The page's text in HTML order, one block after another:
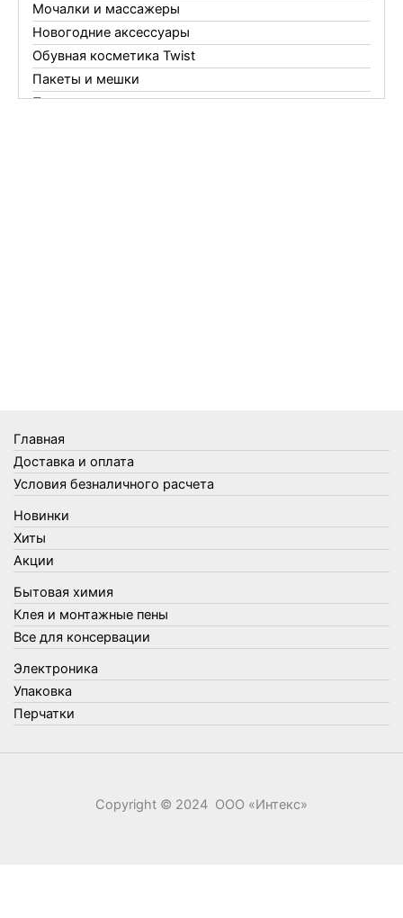
Мочалки и массажеры
Новогодние аксессуары
Обувная косметика Twist
Пакеты и мешки
Перчатки
Товары для кухни
Товары для сада и огорода
Товары для туризма и отдыха
Упаковка
Утеплители и прочее
Фонари, лампы и удлинители
Хозяйственные товары
Швабры, стекломои, черенки и насадки
Шнуры, веревки и шпагаты
Электроника
Элементы питания
Главная
Доставка и оплата
Условия безналичного расчета
Новинки
Хиты
Акции
Бытовая химия
Клея и монтажные пены
Все для консервации
Электроника
Упаковка
Перчатки
Copyright © 2024 ООО «‎Интекс»‎